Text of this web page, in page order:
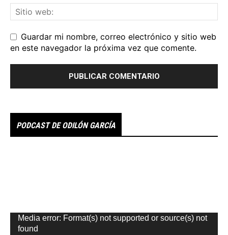
Guardar mi nombre, correo electrónico y sitio web
en este navegador la próxima vez que comente.
PODCAST DE ODILÓN GARCÍA
Reproductor
de
Media error: Format(s) not supported or source(s) not
found